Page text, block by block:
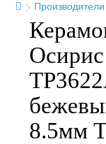
Производители
8.5мм